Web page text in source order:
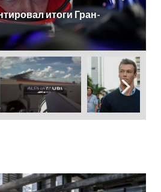
Квята стал перегрев